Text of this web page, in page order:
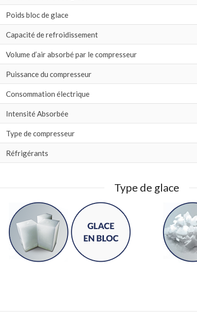
Poids bloc de glace
Capacité de refroidissement
Volume d’air absorbé par le compresseur
Puissance du compresseur
Consommation électrique
Intensité Absorbée
Type de compresseur
Réfrigérants
Type de glace